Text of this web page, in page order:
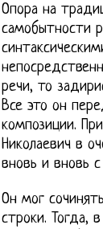
Опора на
самобытности
речи, то
Все это он
композиции.
Николаевич в
вновь и вновь
Он мог
строки. Тогда,